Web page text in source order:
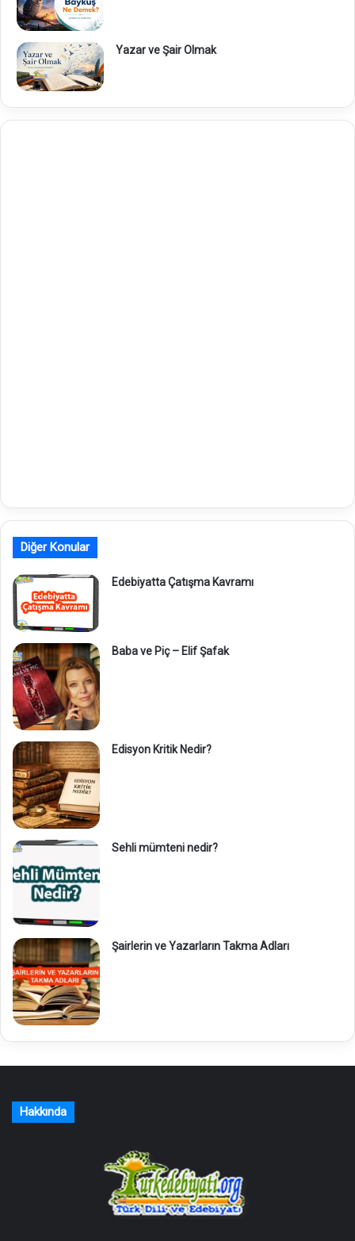
Yazar ve Şair Olmak
Diğer Konular
Edebiyatta Çatışma Kavramı
Baba ve Piç – Elif Şafak
Edisyon Kritik Nedir?
Sehli mümteni nedir?
Şairlerin ve Yazarların Takma Adları
Hakkında